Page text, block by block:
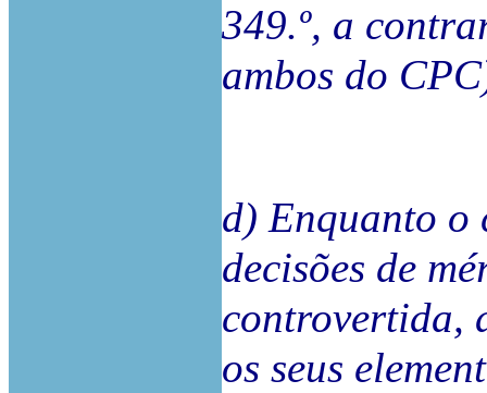
349.º, a
ambos do
d) Enquanto o
decisões de
controvertida,
os seus